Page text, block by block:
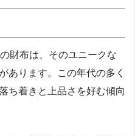
財布は、そのユニークな
あります。この年代の多く
ち着きと上品さを好む傾向